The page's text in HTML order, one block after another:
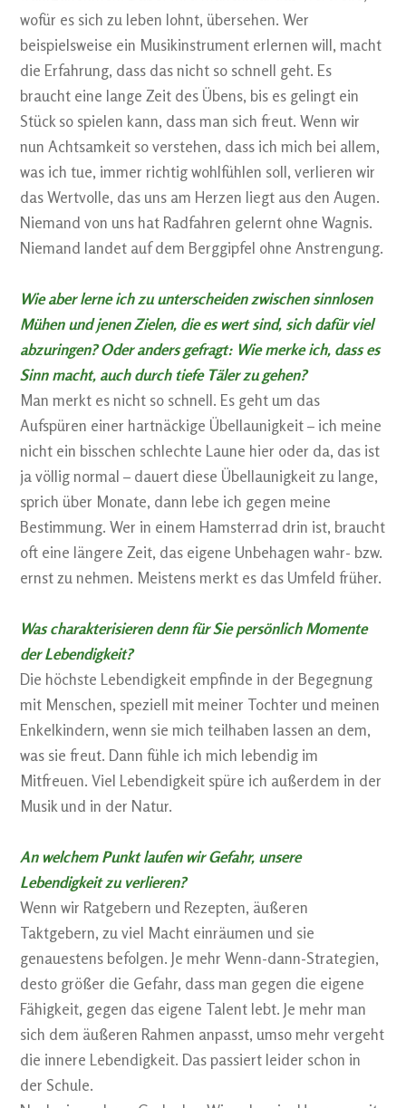
wofür es sich zu leben lohnt, übersehen. Wer
beispielsweise ein Musikinstrument erlernen will, macht
die Erfahrung, dass das nicht so schnell geht. Es
braucht eine lange Zeit des Übens, bis es gelingt ein
Stück so spielen kann, dass man sich freut. Wenn wir
nun Achtsamkeit so verstehen, dass ich mich bei allem,
was ich tue, immer richtig wohlfühlen soll, verlieren wir
das Wertvolle, das uns am Herzen liegt aus den Augen.
Niemand von uns hat Radfahren gelernt ohne Wagnis.
Niemand landet auf dem Berggipfel ohne Anstrengung.
Wie aber lerne ich zu unterscheiden zwischen sinnlosen
Mühen und jenen Zielen, die es wert sind, sich dafür viel
abzuringen? Oder anders gefragt: Wie merke ich, dass es
Sinn macht, auch durch tiefe Täler zu gehen?
Man merkt es nicht so schnell. Es geht um das
Aufspüren einer hartnäckige Übellaunigkeit – ich meine
nicht ein bisschen schlechte Laune hier oder da, das ist
ja völlig normal – dauert diese Übellaunigkeit zu lange,
sprich über Monate, dann lebe ich gegen meine
Bestimmung. Wer in einem Hamsterrad drin ist, braucht
oft eine längere Zeit, das eigene Unbehagen wahr- bzw.
ernst zu nehmen. Meistens merkt es das Umfeld früher.
Was charakterisieren denn für Sie persönlich Momente
der Lebendigkeit?
Die höchste Lebendigkeit empfinde in der Begegnung
mit Menschen, speziell mit meiner Tochter und meinen
Enkelkindern, wenn sie mich teilhaben lassen an dem,
was sie freut. Dann fühle ich mich lebendig im
Mitfreuen. Viel Lebendigkeit spüre ich außerdem in der
Musik und in der Natur.
An welchem Punkt laufen wir Gefahr, unsere
Lebendigkeit zu verlieren?
Wenn wir Ratgebern und Rezepten, äußeren
Taktgebern, zu viel Macht einräumen und sie
genauestens befolgen. Je mehr Wenn-dann-Strategien,
desto größer die Gefahr, dass man gegen die eigene
Fähigkeit, gegen das eigene Talent lebt. Je mehr man
sich dem äußeren Rahmen anpasst, umso mehr vergeht
die innere Lebendigkeit. Das passiert leider schon in
der Schule.